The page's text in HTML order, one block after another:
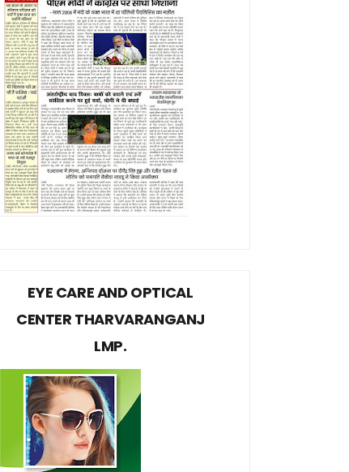
EYE CARE AND OPTICAL
CENTER THARVARANGANJ
LMP.